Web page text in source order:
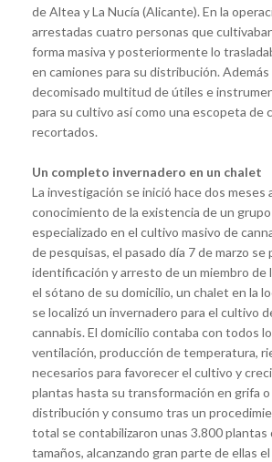
de Altea y La Nucía (Alicante). En la
arrestadas cuatro personas que
forma masiva y posteriormente lo
en camiones para su distribución. Además
decomisado multitud de útiles e
para su cultivo así como una escopeta de
recortados.
Un completo invernadero en un chalet
La investigación se inició hace dos meses
conocimiento de la existencia de un
especializado en el cultivo masivo de
de pesquisas, el pasado día 7 de marzo se
identificación y arresto de un miembro de
el sótano de su domicilio, un chalet en la
se localizó un invernadero para el cultivo
cannabis. El domicilio contaba con todos
ventilación, producción de temperatura,
necesarios para favorecer el cultivo y
plantas hasta su transformación en grifa o
distribución y consumo tras un
total se contabilizaron unas 3.800
tamaños, alcanzando gran parte de ellas